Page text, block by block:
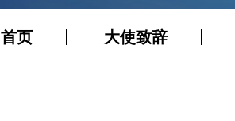
首页 大使致辞